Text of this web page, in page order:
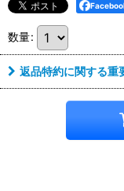
数量:
返品特約に関する重